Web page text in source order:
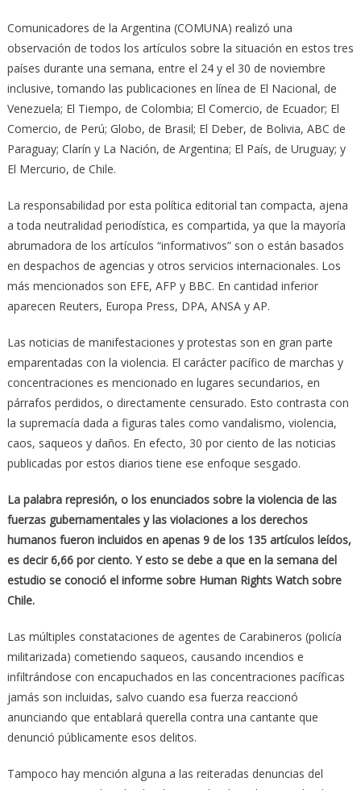
Comunicadores de la Argentina (COMUNA) realizó una
observación de todos los artículos sobre la situación en estos tres
países durante una semana, entre el 24 y el 30 de noviembre
inclusive, tomando las publicaciones en línea de El Nacional, de
Venezuela; El Tiempo, de Colombia; El Comercio, de Ecuador; El
Comercio, de Perú; Globo, de Brasil; El Deber, de Bolivia, ABC de
Paraguay; Clarín y La Nación, de Argentina; El País, de Uruguay; y
El Mercurio, de Chile.
La responsabilidad por esta política editorial tan compacta, ajena
a toda neutralidad periodística, es compartida, ya que la mayoría
abrumadora de los artículos “informativos” son o están basados
en despachos de agencias y otros servicios internacionales. Los
más mencionados son EFE, AFP y BBC. En cantidad inferior
aparecen Reuters, Europa Press, DPA, ANSA y AP.
Las noticias de manifestaciones y protestas son en gran parte
emparentadas con la violencia. El carácter pacífico de marchas y
concentraciones es mencionado en lugares secundarios, en
párrafos perdidos, o directamente censurado. Esto contrasta con
la supremacía dada a figuras tales como vandalismo, violencia,
caos, saqueos y daños. En efecto, 30 por ciento de las noticias
publicadas por estos diarios tiene ese enfoque sesgado.
La palabra represión, o los enunciados sobre la violencia de las
fuerzas gubernamentales y las violaciones a los derechos
humanos fueron incluidos en apenas 9 de los 135 artículos leídos,
es decir 6,66 por ciento. Y esto se debe a que en la semana del
estudio se conoció el informe sobre Human Rights Watch sobre
Chile.
Las múltiples constataciones de agentes de Carabineros (policía
militarizada) cometiendo saqueos, causando incendios e
infiltrándose con encapuchados en las concentraciones pacíficas
jamás son incluidas, salvo cuando esa fuerza reaccionó
anunciando que entablará querella contra una cantante que
denunció públicamente esos delitos.
Tampoco hay mención alguna a las reiteradas denuncias del